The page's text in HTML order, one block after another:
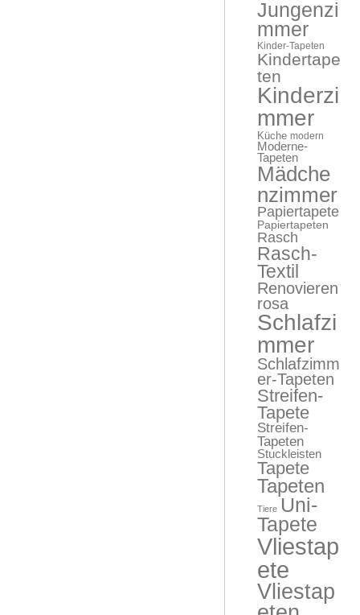
Jungenzi
mmer
Kinder-Tapeten
Kindertape
ten
Kinderzi
mmer
Küche modern
Moderne-
Tapeten
Mädche
nzimmer
Papiertapete
Papiertapeten
Rasch
Rasch-
Textil
Renovieren
rosa
Schlafzi
mmer
Schlafzimm
er-Tapeten
Streifen-
Tapete
Streifen-
Tapeten
Stuckleisten
Tapete
Tapeten
Tiere Uni-
Tapete
Vliestap
ete
Vliestap